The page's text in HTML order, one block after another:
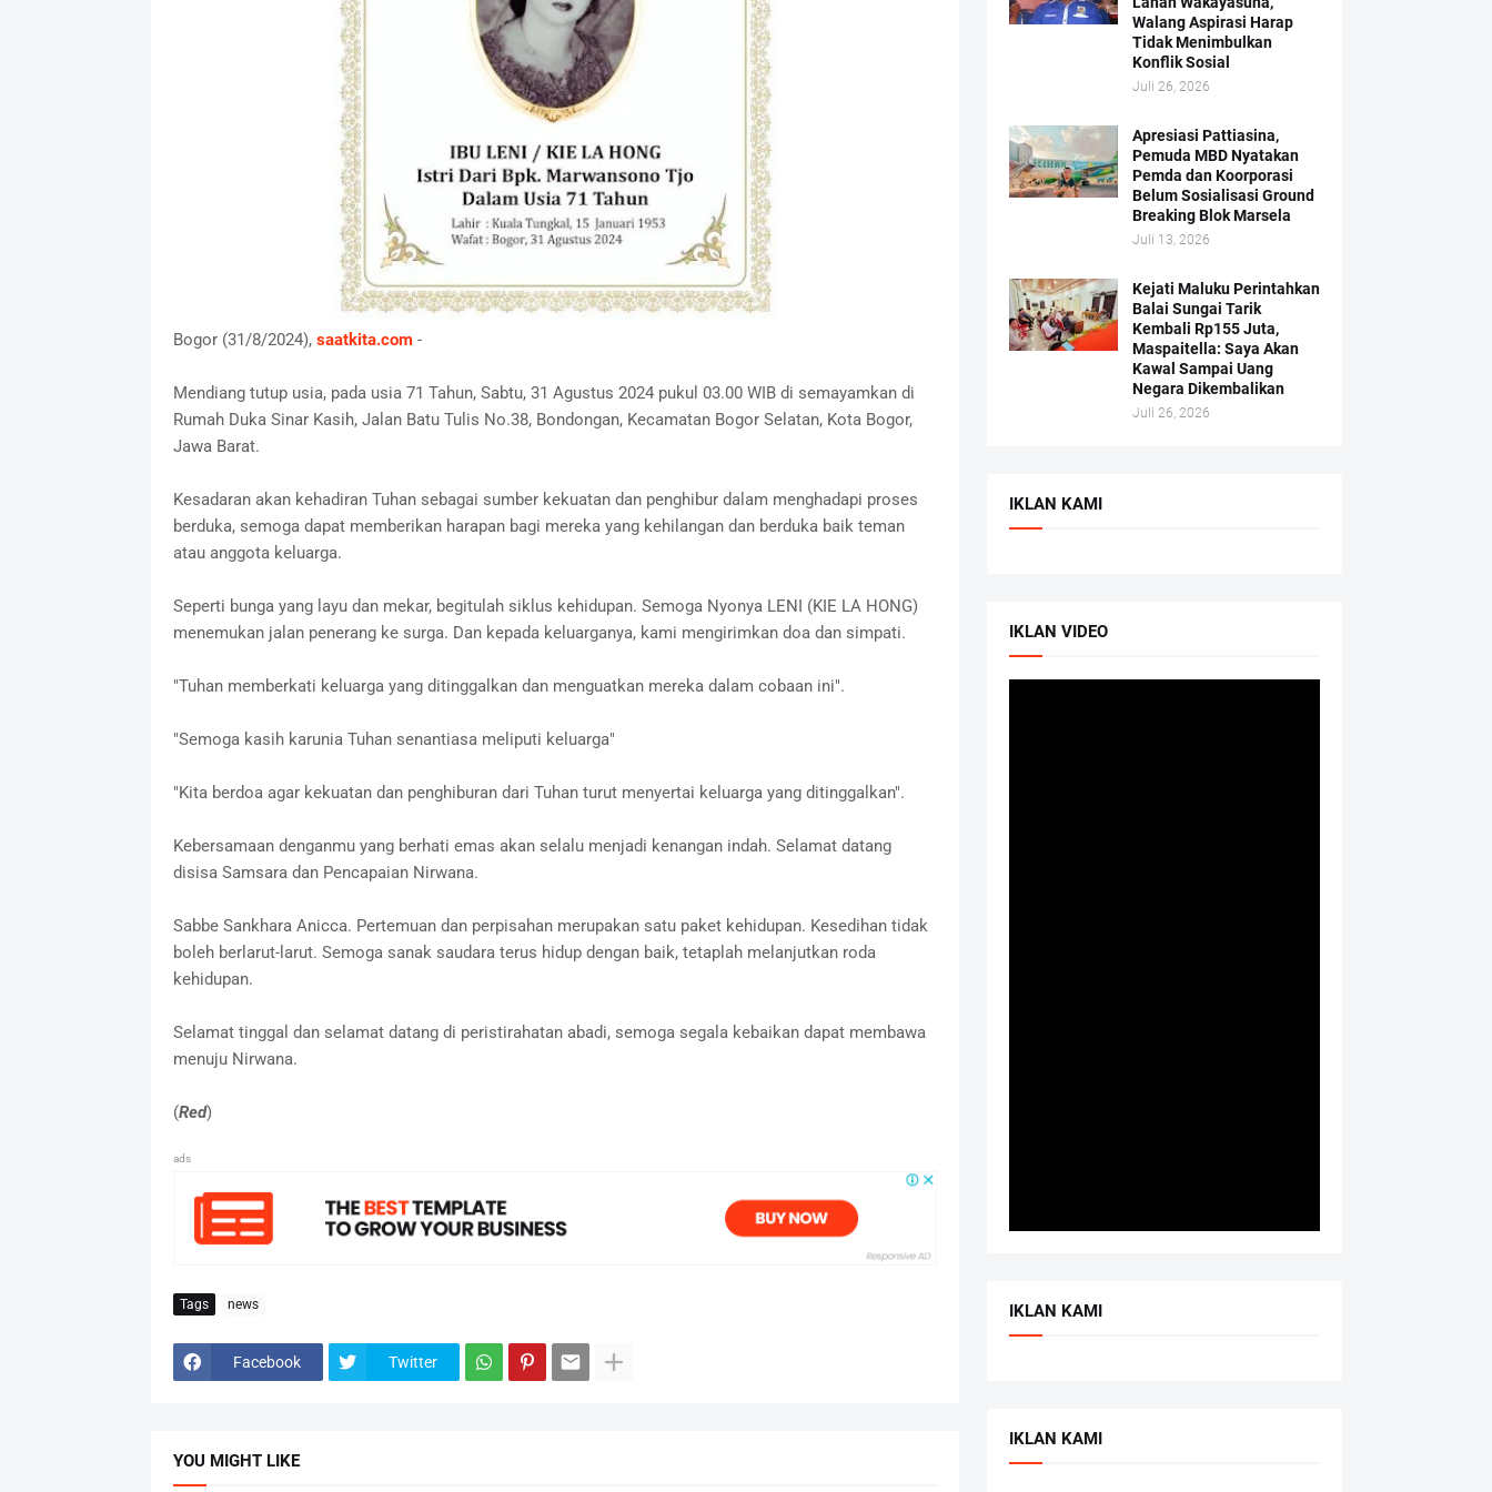
Bogor (31/8/2024), saatkita.com-
Mendiang tutup usia, pada usia 71 Tahun, Sabtu, 31 Agustus 2024 pukul 03.00 WIB di semayamkan di
Rumah Duka Sinar Kasih, Jalan Batu Tulis No.38, Bondongan, Kecamatan Bogor Selatan, Kota Bogor,
Jawa Barat.
Kesadaran akan kehadiran Tuhan sebagai sumber kekuatan dan penghibur dalam menghadapi proses
berduka, semoga dapat memberikan harapan bagi mereka yang kehilangan dan berduka baik teman
atau anggota keluarga.
Seperti bunga yang layu dan mekar, begitulah siklus kehidupan. Semoga Nyonya LENI (KIE LA HONG)
menemukan jalan penerang ke surga. Dan kepada keluarganya, kami mengirimkan doa dan simpati.
"Tuhan memberkati keluarga yang ditinggalkan dan menguatkan mereka dalam cobaan ini".
"Semoga kasih karunia Tuhan senantiasa meliputi keluarga"
"Kita berdoa agar kekuatan dan penghiburan dari Tuhan turut menyertai keluarga yang ditinggalkan".
Kebersamaan denganmu yang berhati emas akan selalu menjadi kenangan indah. Selamat datang
disisa Samsara dan Pencapaian Nirwana.
Sabbe Sankhara Anicca. Pertemuan dan perpisahan merupakan satu paket kehidupan. Kesedihan tidak
boleh berlarut-larut. Semoga sanak saudara terus hidup dengan baik, tetaplah melanjutkan roda
kehidupan.
Selamat tinggal dan selamat datang di peristirahatan abadi, semoga segala kebaikan dapat membawa
menuju Nirwana.
(Red)
ads
Tags news
Facebook Twitter
YOU MIGHT LIKE
Walang Aspirasi Harap
Tidak Menimbulkan
Konflik Sosial
Juli 26, 2026
Apresiasi Pattiasina,
Pemuda MBD Nyatakan
Pemda dan Koorporasi
Belum Sosialisasi Ground
Breaking Blok Marsela
Juli 13, 2026
Kejati Maluku Perintahkan
Balai Sungai Tarik
Kembali Rp155 Juta,
Maspaitella: Saya Akan
Kawal Sampai Uang
Negara Dikembalikan
Juli 26, 2026
IKLAN KAMI
IKLAN VIDEO
IKLAN KAMI
IKLAN KAMI